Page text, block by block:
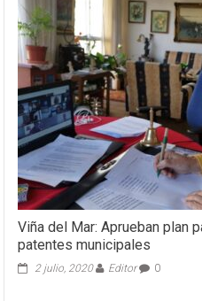
Viña del Mar: Aprueban plan
patentes municipales
2 julio, 2020 Editor 0